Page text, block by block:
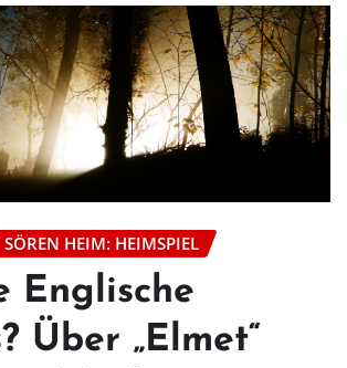
SÖREN HEIM: HEIMSPIEL
Englische
Über „Elmet“